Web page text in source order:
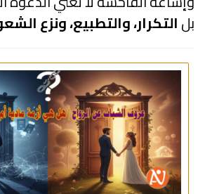
بلالتكرار، والتطبيع، ونزع